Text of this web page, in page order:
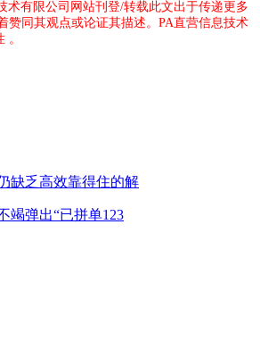
术有限公司网站刊登/转载此文出于传递更多
赞同其观点或论证其描述。PA直营信息技术
。
缺乏高效靠得住的解
竭弹出“已拼单123